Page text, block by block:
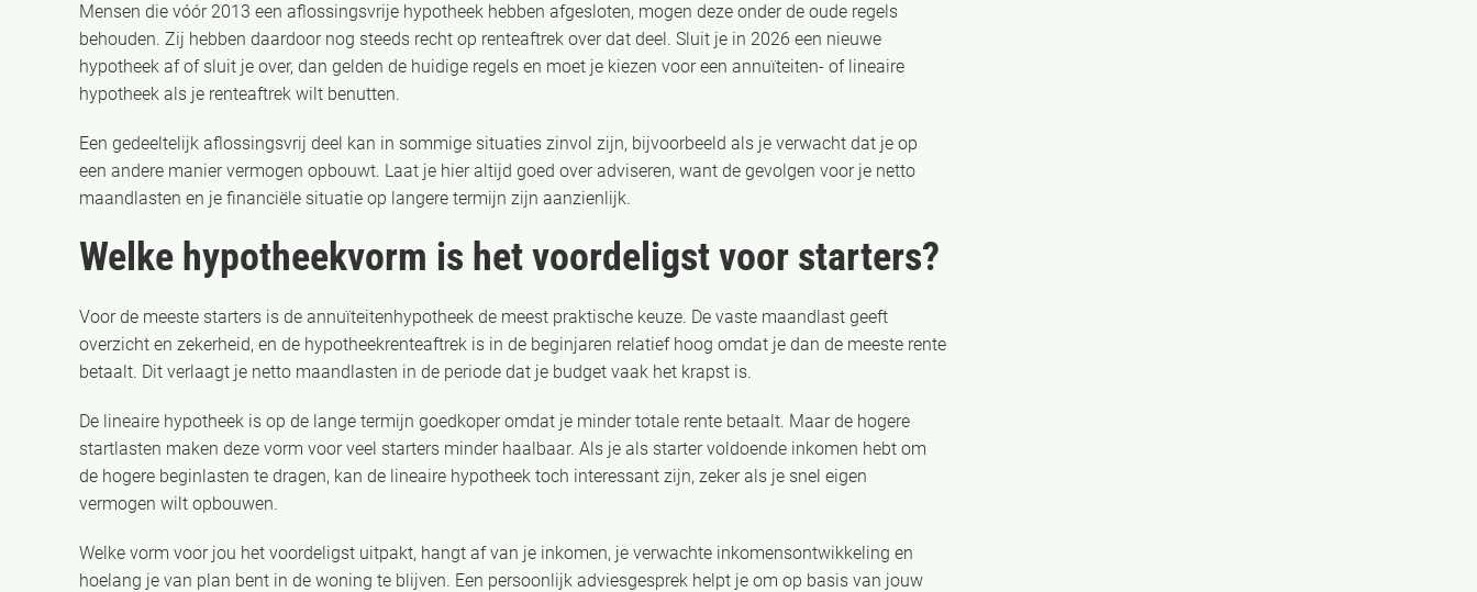
Mensen die vóór 2013 een aflossingsvrije hypotheek hebben afgesloten, mogen deze onder de oude regels
behouden. Zij hebben daardoor nog steeds recht op renteaftrek over dat deel. Sluit je in 2026 een nieuwe
hypotheek af of sluit je over, dan gelden de huidige regels en moet je kiezen voor een annuïteiten- of lineaire
hypotheek als je renteaftrek wilt benutten.
Een gedeeltelijk aflossingsvrij deel kan in sommige situaties zinvol zijn, bijvoorbeeld als je verwacht dat je op
een andere manier vermogen opbouwt. Laat je hier altijd goed over adviseren, want de gevolgen voor je netto
maandlasten en je financiële situatie op langere termijn zijn aanzienlijk.
Welke hypotheekvorm is het voordeligst voor starters?
Voor de meeste starters is de annuïteitenhypotheek de meest praktische keuze. De vaste maandlast geeft
overzicht en zekerheid, en de hypotheekrenteaftrek is in de beginjaren relatief hoog omdat je dan de meeste rente
betaalt. Dit verlaagt je netto maandlasten in de periode dat je budget vaak het krapst is.
De lineaire hypotheek is op de lange termijn goedkoper omdat je minder totale rente betaalt. Maar de hogere
startlasten maken deze vorm voor veel starters minder haalbaar. Als je als starter voldoende inkomen hebt om
de hogere beginlasten te dragen, kan de lineaire hypotheek toch interessant zijn, zeker als je snel eigen
vermogen wilt opbouwen.
Welke vorm voor jou het voordeligst uitpakt, hangt af van je inkomen, je verwachte inkomensontwikkeling en
hoelang je van plan bent in de woning te blijven. Een persoonlijk adviesgesprek helpt je om op basis van jouw